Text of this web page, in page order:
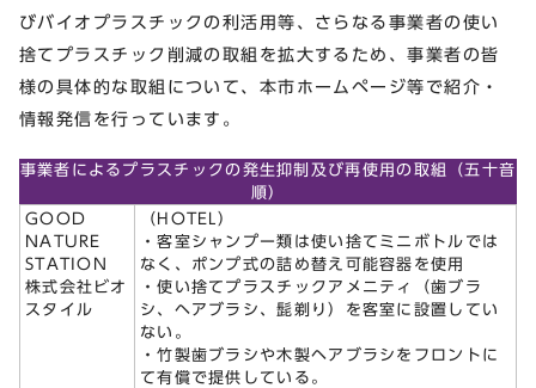
びバイオプラスチックの利活用等、さらなる事業者の使い
捨てプラスチック削減の取組を拡大するため、事業者の皆
様の具体的な取組について、本市ホームページ等で紹介・
情報発信を行っています。
事業者によるプラスチックの発生抑制及び再使用の取組（五十音
順）
GOOD
NATURE
STATION
株式会社ビオ
スタイル
（HOTEL）
・客室シャンプー類は使い捨てミニボトルでは
なく、ポンプ式の詰め替え可能容器を使用
・使い捨てプラスチックアメニティ（歯ブラ
シ、ヘアブラシ、髭剃り）を客室に設置してい
ない。
・竹製歯ブラシや木製ヘアブラシをフロントに
て有償で提供している。